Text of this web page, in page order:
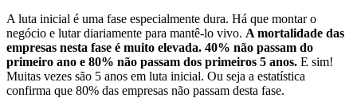
A luta inicial é uma fase especialmente dura. Há que montar o
negócio e lutar diariamente para mantê-lo vivo. A mortalidade das
empresas nesta fase é muito elevada. 40% não passam do
primeiro ano e 80% não passam dos primeiros 5 anos. E sim!
Muitas vezes são 5 anos em luta inicial. Ou seja a estatística
confirma que 80% das empresas não passam desta fase.